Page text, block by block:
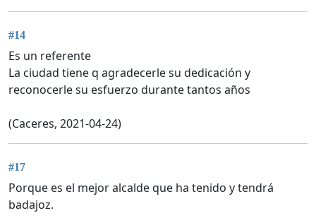
#14
Es un referente
La ciudad tiene q agradecerle su dedicación y
reconocerle su esfuerzo durante tantos años
(Caceres, 2021-04-24)
#17
Porque es el mejor alcalde que ha tenido y tendrá
badajoz.